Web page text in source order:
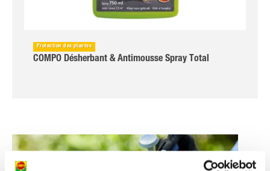
Protection des plantes
COMPO Désherbant & Antimousse Spray Total